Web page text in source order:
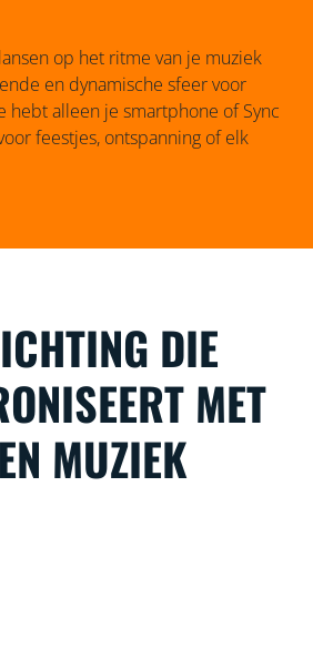
op het ritme van je muziek
en dynamische sfeer voor
hebt alleen je smartphone of Sync
feestjes, ontspanning of elk
DIE
MET
MUZIEK